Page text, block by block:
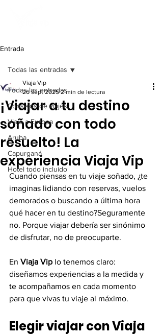
Entrada
Todas las entradas
Consejos de viajes
Viaje a Europa
Aruba
Capurganá
Hotel todo incluido
Todas las entradas
¡Viajar a tu destino
soñado con todo
resuelto! La
experiencia Viaja Vip
Viaja Vip
26 sept 2025 2 min de lectura
Cuando piensas en tu viaje soñado, ¿te
imaginas lidiando con reservas, vuelos
demorados o buscando a última hora
qué hacer en tu destino?Seguramente
no. Porque viajar debería ser sinónimo
de disfrutar, no de preocuparte.
En Viaja Vip lo tenemos claro:
diseñamos experiencias a la medida y
te acompañamos en cada momento
para que vivas tu viaje al máximo.
Elegir viajar con Viaja